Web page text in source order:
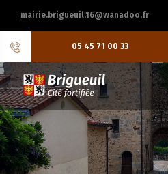
mairie.brigueuil.16@wanadoo.fr
05 45 71 00 33